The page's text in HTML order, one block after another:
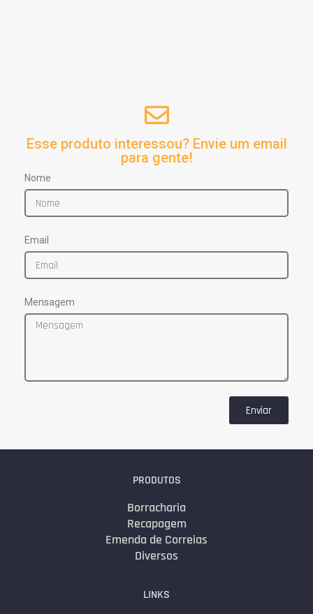
Esse produto interessou? Envie um email
para gente!
Nome
Email
Mensagem
Enviar
PRODUTOS
Borracharia
Recapagem
Emenda de Correias
Diversos
LINKS